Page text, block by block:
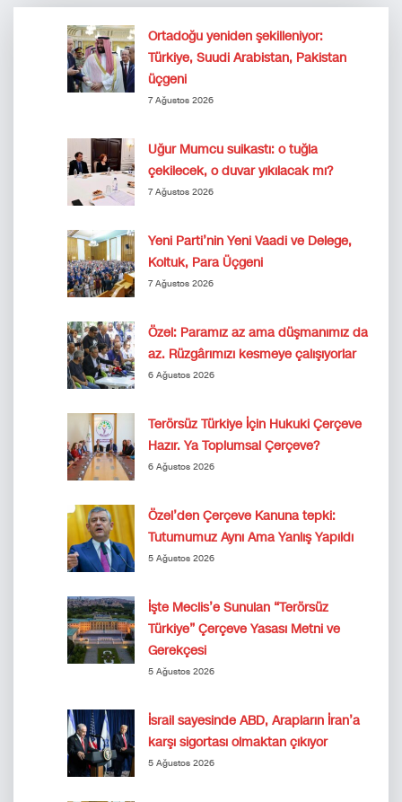
Ortadoğu yeniden şekilleniyor:
Türkiye, Suudi Arabistan, Pakistan
üçgeni
7 Ağustos 2026
Uğur Mumcu suikastı: o tuğla
çekilecek, o duvar yıkılacak mı?
7 Ağustos 2026
Yeni Parti’nin Yeni Vaadi ve Delege,
Koltuk, Para Üçgeni
7 Ağustos 2026
Özel: Paramız az ama düşmanımız da
az. Rüzgârımızı kesmeye çalışıyorlar
6 Ağustos 2026
Terörsüz Türkiye İçin Hukuki Çerçeve
Hazır. Ya Toplumsal Çerçeve?
6 Ağustos 2026
Özel’den Çerçeve Kanuna tepki:
Tutumumuz Aynı Ama Yanlış Yapıldı
5 Ağustos 2026
İşte Meclis’e Sunulan “Terörsüz
Türkiye” Çerçeve Yasası Metni ve
Gerekçesi
5 Ağustos 2026
İsrail sayesinde ABD, Arapların İran’a
karşı sigortası olmaktan çıkıyor
5 Ağustos 2026